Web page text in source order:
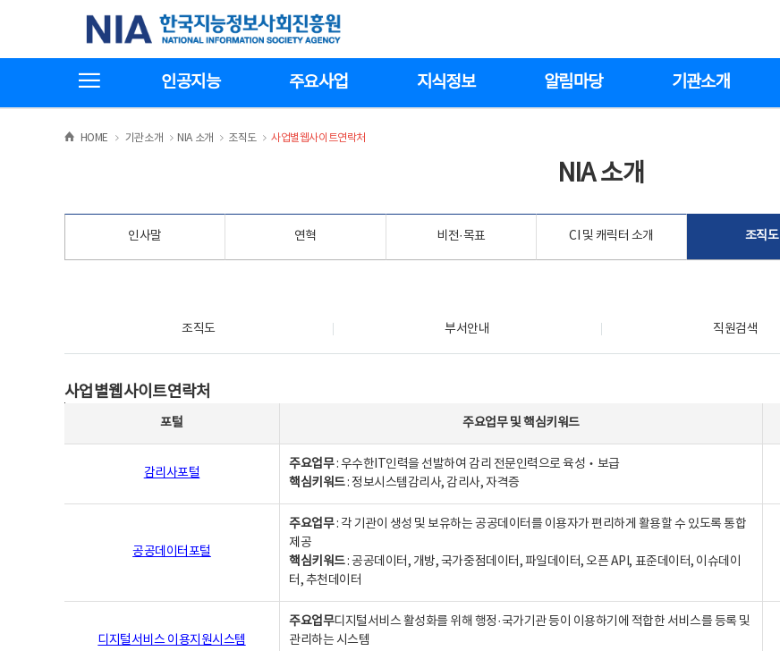
기
한국지능정보사회진흥원
인공지능 주요사업 지식정보 알림마당 기관소개
HOME >
기관소개 >NIA 소개 >
조직도 >
사업별웹사이트연락처
NIA 소개
인사말 연혁 비전·목표 CI 및 캐릭터 소개 조직도
조직도 부서안내 직원검색
사업별웹사이트연락처
포털 주요업무및핵심키워드
감리사포털
주요업무: 우수한IT인력을 선발하여 감리 전문인력으로 육성‧보급
핵심키워드: 정보시스템감리사, 감리사, 자격증
공공데이터포털
주요업무: 각 기관이 생성 및 보유하는 공공데이터를 이용자가 편리하게 활용할 수 있도록 통합
제공
핵심키워드: 공공데이터, 개방, 국가중점데이터, 파일데이터, 오픈 API, 표준데이터, 이슈데이
터, 추천데이터
디지털서비스 이용지원시스템
주요업무디지털서비스 활성화를 위해 행정·국가기관 등이 이용하기에 적합한 서비스를 등록 및
관리하는 시스템